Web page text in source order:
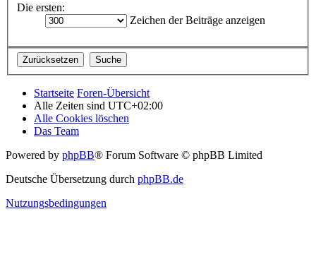
Die ersten:
Zeichen der Beiträge anzeigen
Startseite Foren-Übersicht
Alle Zeiten sind UTC+02:00
Alle Cookies löschen
Das Team
Powered by phpBB® Forum Software © phpBB Limited
Deutsche Übersetzung durch phpBB.de
Nutzungsbedingungen